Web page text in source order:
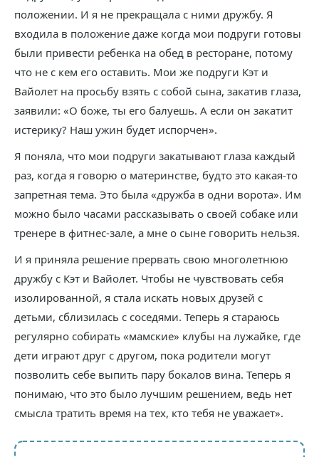
положении. И я не прекращала с ними дружбу. Я
входила в положение даже когда мои подруги готовы
были привести ребенка на обед в ресторане, потому
что не с кем его оставить. Мои же подруги Кэт и
Вайолет на просьбу взять с собой сына, закатив глаза,
заявили: «О боже, ты его балуешь. А если он закатит
истерику? Наш ужин будет испорчен».
Я поняла, что мои подруги закатывают глаза каждый
раз, когда я говорю о материнстве, будто это какая-то
запретная тема. Это была «дружба в одни ворота». Им
можно было часами рассказывать о своей собаке или
тренере в фитнес-зале, а мне о сыне говорить нельзя.
И я приняла решение прервать свою многолетнюю
дружбу с Кэт и Вайолет. Чтобы не чувствовать себя
изолированной, я стала искать новых друзей с
детьми, сблизилась с соседями. Теперь я стараюсь
регулярно собирать «мамские» клубы на лужайке, где
дети играют друг с другом, пока родители могут
позволить себе выпить пару бокалов вина. Теперь я
понимаю, что это было лучшим решением, ведь нет
смысла тратить время на тех, кто тебя не уважает».